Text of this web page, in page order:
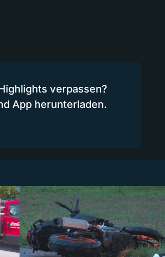
verpassen?
App herunterladen.